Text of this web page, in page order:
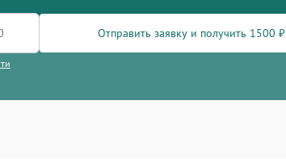
Отправить заявку и получить 1500 ₽